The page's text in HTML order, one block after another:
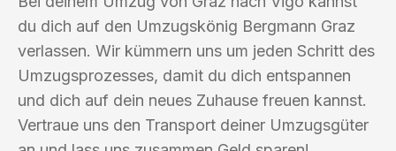
du dich auf den Umzugskönig Bergmann Graz
verlassen. Wir kümmern uns um jeden Schritt des
Umzugsprozesses, damit du dich entspannen
und dich auf dein neues Zuhause freuen kannst.
Vertraue uns den Transport deiner Umzugsgüter